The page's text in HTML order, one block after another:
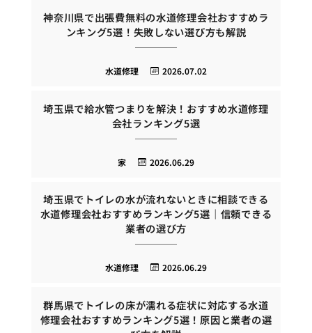
神奈川県で出張費無料の水道修理会社おすすめラ
ンキング5選！失敗しない選び方も解説
2026.07.02
水道修理
埼玉県で給水管つまりを解決！おすすめ水道修理
会社ランキング5選
2026.06.29
家
埼玉県でトイレの水が流れないときに相談できる
水道修理会社おすすめランキング5選｜信頼できる
業者の選び方
2026.06.29
水道修理
群馬県でトイレの床が濡れる症状に対応する水道
修理会社おすすめランキング5選！原因と業者の選